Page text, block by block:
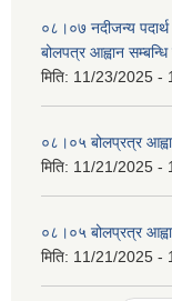
०८।०७ नदीजन्य
बोलपत्र आह्वान
मिति: 11/23/2025 -
०८।०५ बोलप्रत्र
मिति: 11/21/2025 -
०८।०५ बोलप्रत्र
मिति: 11/21/2025 -